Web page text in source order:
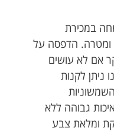
במכירת
ומטרה. הדפסה על
אם לא עושים
ניתן לקנות
גבוהה ללא
ומלאת צבע